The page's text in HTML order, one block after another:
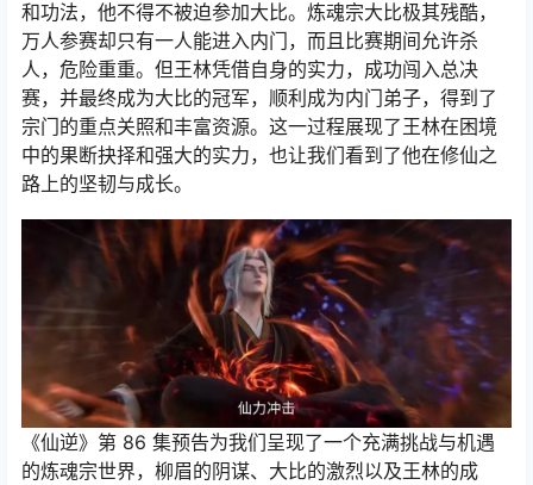
和功法，他不得不被迫参加大比。炼魂宗大比极其残酷，
万人参赛却只有一人能进入内门，而且比赛期间允许杀
人，危险重重。但王林凭借自身的实力，成功闯入总决
赛，并最终成为大比的冠军，顺利成为内门弟子，得到了
宗门的重点关照和丰富资源。这一过程展现了王林在困境
中的果断抉择和强大的实力，也让我们看到了他在修仙之
路上的坚韧与成长。
《仙逆》第 86 集预告为我们呈现了一个充满挑战与机遇
的炼魂宗世界，柳眉的阴谋、大比的激烈以及王林的成